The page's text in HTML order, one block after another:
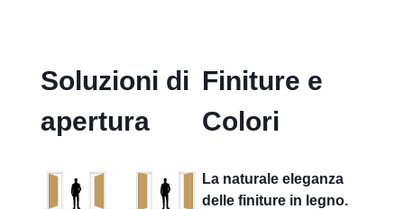
Soluzioni di
apertura
Finiture e
Colori
La naturale eleganza
delle finiture in legno.